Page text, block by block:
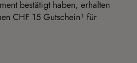
bestätigt haben, erhalten
CHF 15 Gutschein¹ für